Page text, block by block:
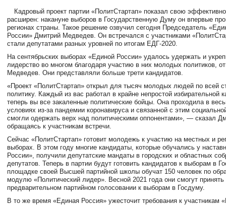
Кадровый проект партии «ПолитСтартап» показал свою
расширен: накануне выборов в Государственную Думу он впервые
регионах страны. Такое решение озвучил сегодня Председатель
России» Дмитрий Медведев. Он встречался с участниками
стали депутатами разных уровней по итогам ЕДГ-2020.
На сентябрьских выборах «Единой России» удалось удержать и
лидерство во многом благодаря участию в них молодых политиков,
Медведев. Они представляли больше трети кандидатов.
«Проект «ПолитСтартап» открыл для тысяч молодых людей по всей
политику. Каждый из вас работал в крайне непростой избирательной
теперь вы все закаленные политические бойцы. Она проходила в
условиях из-за пандемии коронавируса и связанной с этим
смогли одержать верх над политическими оппонентами», — сказал
обращаясь к участникам встречи.
Сейчас «ПолитСтартап» готовит молодежь к участию на местных и
выборах. В этом году многие кандидаты, которые обучались у
России», получили депутатские мандаты в городских и областных
депутатов. Теперь в партии будут готовить кандидатов к выборам в
площадке своей Высшей партийной школы обучат 150 человек по
модулю «Политический лидер». Весной 2021 года они смогут принять
предварительном партийном голосовании к выборам в Госдуму.
В то же время «Единая Россия» ужесточит требования к участникам